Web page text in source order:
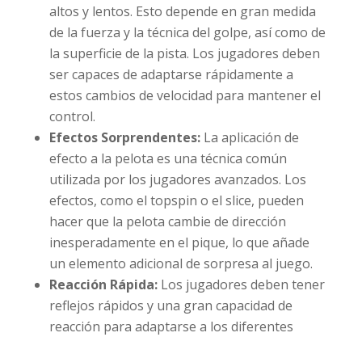
altos y lentos. Esto depende en gran medida
de la fuerza y la técnica del golpe, así como de
la superficie de la pista. Los jugadores deben
ser capaces de adaptarse rápidamente a
estos cambios de velocidad para mantener el
control.
Efectos Sorprendentes:La aplicación de
efecto a la pelota es una técnica común
utilizada por los jugadores avanzados. Los
efectos, como el topspin o el slice, pueden
hacer que la pelota cambie de dirección
inesperadamente en el pique, lo que añade
un elemento adicional de sorpresa al juego.
Reacción Rápida:Los jugadores deben tener
reflejos rápidos y una gran capacidad de
reacción para adaptarse a los diferentes